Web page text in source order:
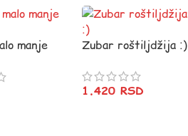
manje
Zubar roštiljdžija :)
1.420 RSD